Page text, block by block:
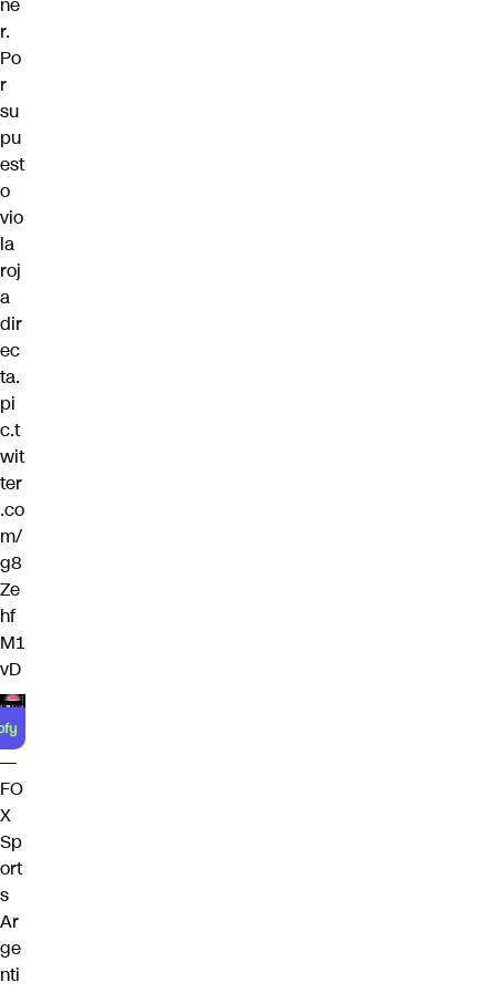
r.
Po
r
su
pu
est
o
vio
la
roj
a
dir
ec
ta.
pi
c.t
wit
ter
.co
m/
g8
Ze
hf
M1
vD
—
FO
X
Sp
ort
s
Ar
ge
nti